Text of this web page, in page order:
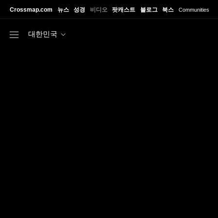
Crossmap.com 뉴스 성경 비디오 팟캐스트 블로그 북스 Communities
대한민국